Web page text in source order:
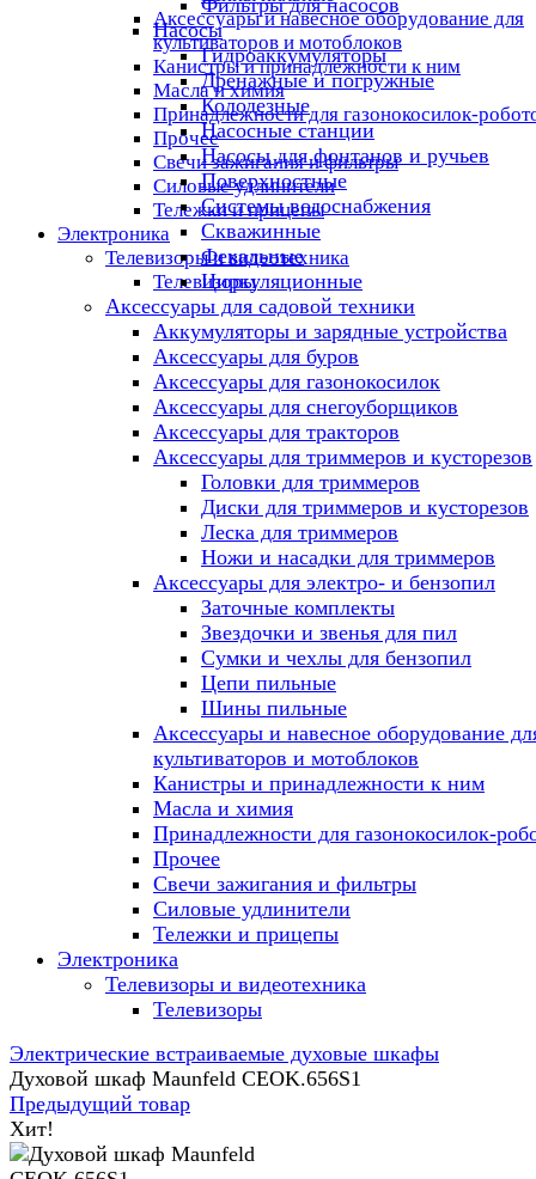
Аксессуары и навесное оборудование для
культиваторов и мотоблоков
Канистры и принадлежности к ним
Масла и химия
Принадлежности для газонокосилок-
Прочее
Свечи зажигания и фильтры
Силовые удлинители
Тележки и прицепы
Электроника
Телевизоры и видеотехника
Телевизоры
Фильтры для насосов
Насосы
Гидроаккумуляторы
Дренажные и погружные
Колодезные
Насосные станции
Насосы для фонтанов и ручьев
Поверхностные
Системы водоснабжения
Скважинные
Фекальные
Циркуляционные
Аксессуары для садовой техники
Аккумуляторы и зарядные устройства
Аксессуары для буров
Аксессуары для газонокосилок
Аксессуары для снегоуборщиков
Аксессуары для тракторов
Аксессуары для триммеров и кусторезов
Головки для триммеров
Диски для триммеров и кусторезов
Леска для триммеров
Ножи и насадки для триммеров
Аксессуары для электро- и бензопил
Заточные комплекты
Звездочки и звенья для пил
Сумки и чехлы для бензопил
Цепи пильные
Шины пильные
Аксессуары и навесное оборудование
культиваторов и мотоблоков
Канистры и принадлежности к ним
Масла и химия
Принадлежности для газонокосилок-
Прочее
Свечи зажигания и фильтры
Силовые удлинители
Тележки и прицепы
Электроника
Телевизоры и видеотехника
Телевизоры
Электрические встраиваемые духовые шкафы
Духовой шкаф Maunfeld CEOK.656S1
Предыдущий товар
Хит!